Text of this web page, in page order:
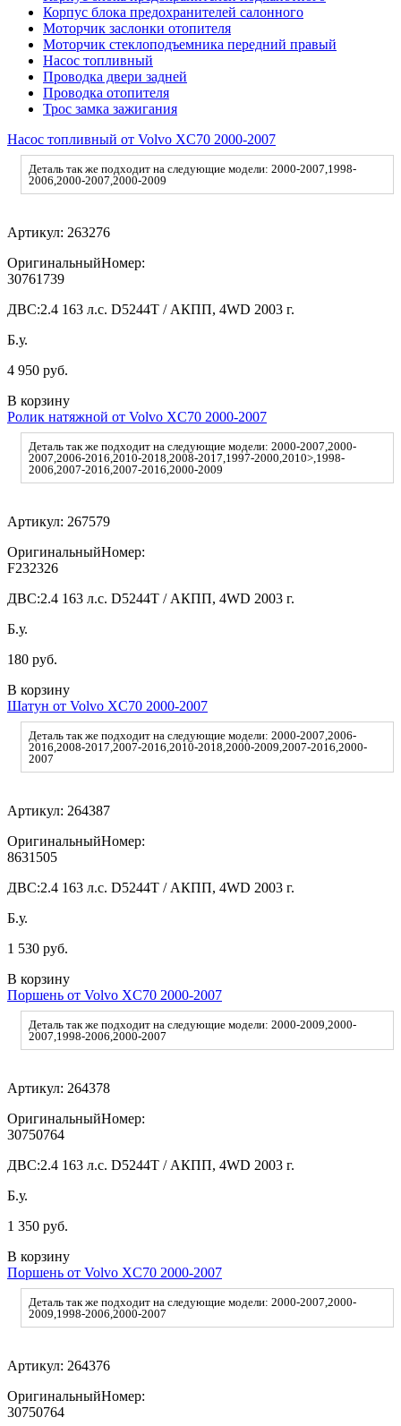
Корпус блока предохранителей салонного
Моторчик заслонки отопителя
Моторчик стеклоподъемника передний правый
Насос топливный
Проводка двери задней
Проводка отопителя
Трос замка зажигания
Насос топливный от Volvo XC70 2000-2007
Деталь так же подходит на следующие модели: 2000-2007,1998-
2006,2000-2007,2000-2009
Артикул: 263276
ОригинальныйНомер:
30761739
ДВС:2.4 163 л.с. D5244T / АКПП, 4WD 2003 г.
Б.у.
4 950 руб.
В корзину
Ролик натяжной от Volvo XC70 2000-2007
Деталь так же подходит на следующие модели: 2000-2007,2000-
2007,2006-2016,2010-2018,2008-2017,1997-2000,2010>,1998-
2006,2007-2016,2007-2016,2000-2009
Артикул: 267579
ОригинальныйНомер:
F232326
ДВС:2.4 163 л.с. D5244T / АКПП, 4WD 2003 г.
Б.у.
180 руб.
В корзину
Шатун от Volvo XC70 2000-2007
Деталь так же подходит на следующие модели: 2000-2007,2006-
2016,2008-2017,2007-2016,2010-2018,2000-2009,2007-2016,2000-
2007
Артикул: 264387
ОригинальныйНомер:
8631505
ДВС:2.4 163 л.с. D5244T / АКПП, 4WD 2003 г.
Б.у.
1 530 руб.
В корзину
Поршень от Volvo XC70 2000-2007
Деталь так же подходит на следующие модели: 2000-2009,2000-
2007,1998-2006,2000-2007
Артикул: 264378
ОригинальныйНомер:
30750764
ДВС:2.4 163 л.с. D5244T / АКПП, 4WD 2003 г.
Б.у.
1 350 руб.
В корзину
Поршень от Volvo XC70 2000-2007
Деталь так же подходит на следующие модели: 2000-2007,2000-
2009,1998-2006,2000-2007
Артикул: 264376
ОригинальныйНомер:
30750764